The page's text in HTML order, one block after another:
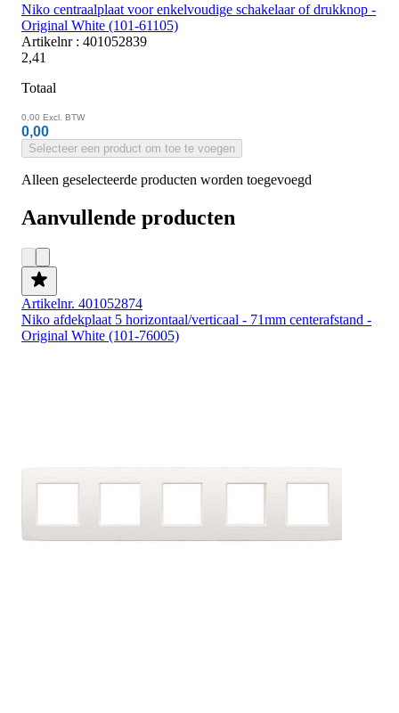
Niko centraalplaat voor enkelvoudige schakelaar of drukknop -
Original White (101-61105)
Artikelnr : 401052839
2,41
Totaal
0,00 Excl. BTW
0,00
Selecteer een product om toe te voegen
Alleen geselecteerde producten worden toegevoegd
Aanvullende producten
Artikelnr. 401052874
Niko afdekplaat 5 horizontaal/verticaal - 71mm centerafstand -
Original White (101-76005)